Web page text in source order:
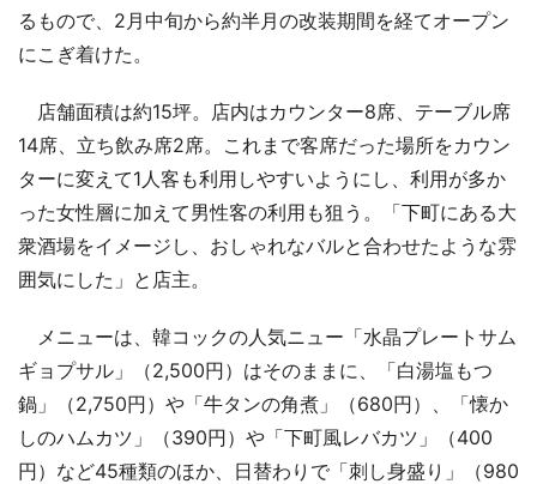
るもので、2月中旬から約半月の改装期間を経てオープン
にこぎ着けた。
店舗面積は約15坪。店内はカウンター8席、テーブル席
14席、立ち飲み席2席。これまで客席だった場所をカウン
ターに変えて1人客も利用しやすいようにし、利用が多か
った女性層に加えて男性客の利用も狙う。「下町にある大
衆酒場をイメージし、おしゃれなバルと合わせたような雰
囲気にした」と店主。
メニューは、韓コックの人気ニュー「水晶プレートサム
ギョプサル」（2,500円）はそのままに、「白湯塩もつ
鍋」（2,750円）や「牛タンの角煮」（680円）、「懐か
しのハムカツ」（390円）や「下町風レバカツ」（400
円）など45種類のほか、日替わりで「刺し身盛り」（980